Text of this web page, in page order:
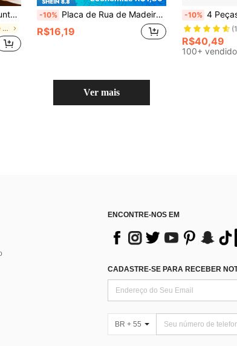
Tema Retrô de Tarô com Estrelas
em Painel de parede em macramê Sinais de vento e d
-10% Placa de Rua de Madeira Plana 2D com Menina Bonita, Placa de Rua, Presente para Ela, Decoração de Dormitório, Arte de Parede para Menina, Decoração de Quarto, Presente para Adolescente
R$16,19
-10% 4 Peças Decoração de Parede Boho de Gato, Placa de Parede de
R$40,49
100+ vendido
Ver mais
ENCONTRE-NOS EM
CADASTRE-SE PARA RECEBER
BR + 55